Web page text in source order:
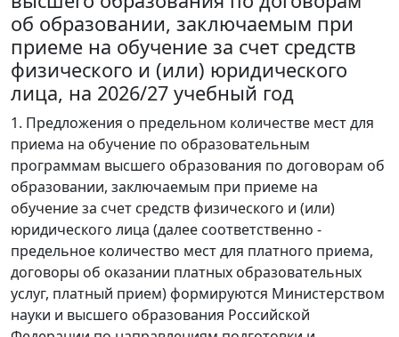
об образовании, заключаемым при
приеме на обучение за счет средств
физического и (или) юридического
лица, на 2026/27 учебный год
1. Предложения о предельном количестве мест для
приема на обучение по образовательным
программам высшего образования по договорам об
образовании, заключаемым при приеме на
обучение за счет средств физического и (или)
юридического лица (далее соответственно -
предельное количество мест для платного приема,
договоры об оказании платных образовательных
услуг, платный прием) формируются Министерством
науки и высшего образования Российской